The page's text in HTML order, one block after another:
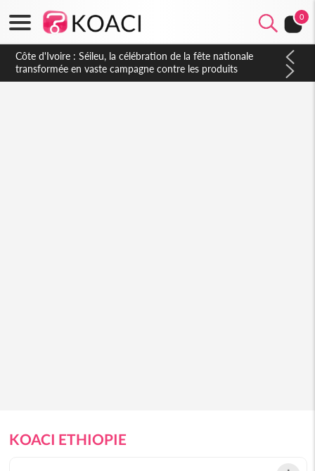
0
Côte d'Ivoire : Séileu, la célébration de la fête nationale
transformée en vaste campagne contre les produits
dépigmentants dangereux
KOACI ETHIOPIE